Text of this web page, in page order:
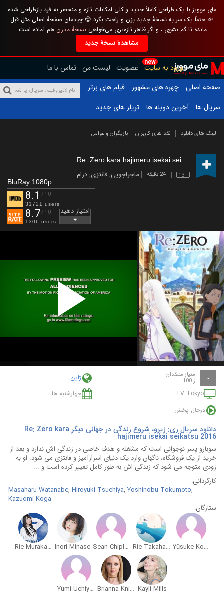
مای موویز با یک طراحی کاملاً جدید و کلی امکانات تازه و منحصر به فرد بازطراحی شده
🎉 حتماً یک سر به نسخهٔ جدید بزن و راحت بگرد 😊 چیدمان صفحهٔ اصلی مثل قبل
مانده تا گم نشوی ، و اگر ظاهر تازه‌تری می‌خواهینسخهٔ مدرن هم آماده است.
مشاهدهٔ نسخهٔ جدید
new
ورود به سایت عضویت لیست من تماس با ما
صفحه اصلی
چهره های مشهور
فیلم های برتر
سریال ها
آخرین دوبله ها تریلر های جدید
لینک های دانلود نقد های کاربران بازیگران و عوامل
13+ 24 دقیقه ماجراجویی,فانتزی,درام
BluRay 1080p
8.1 /10
31721 users
8.7/10
1306 users
امتیاز دهید
Play
Video
- امتیاز منتقدان
از 100
ژاپن
TV Tokyo
چهارشنبه ها
درحال پخش
دانلود سریال ری: زیرو، شروع زندگی در جهانی دیگر Re: Zero kara
hajimeru isekai seikatsu 2016
سوبارو پسر نوجوانی است که مشغله و هدف خاصی در زندگی اش ندارد و بعد از
خرید از یک فروشگاه، ناگهان وارد یک دنیای اسرارآمیز و فانتزی می شود. او به
زودی متوجه می ‌شود که زندگی اش به طور کامل تغییر کرده است و ...
کارگردانی:
Masaharu Watanabe, Hiroyuki Tsuchiya, Yoshinobu Tokumoto,
Kazuomi Koga
ستارگان:
Yûsuke Kobayashi
Rie Takahashi
Sean Chiplock
Inori Minase
Rie Murakawa
Kayli Mills
Brianna Knickerbocker
Yumi Uchiyama